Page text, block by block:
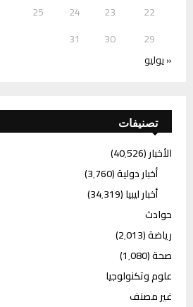
22
23
24
25
29
30
31
« يوليو
تصنيفات
الأخبار(40٬526)
أخبار دولية(3٬760)
أخبار ليبيا(34٬319)
حوادث
رياضة(2٬013)
صحة(1٬080)
علوم وتكنولوجيا
غير مصنف